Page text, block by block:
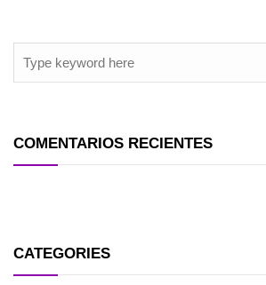
COMENTARIOS RECIENTES
CATEGORIES